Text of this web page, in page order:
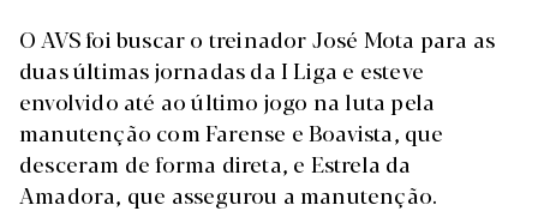
O AVS foi buscar o treinador José Mota para as
duas últimas jornadas da I Liga e esteve
envolvido até ao último jogo na luta pela
manutenção com Farense e Boavista, que
desceram de forma direta, e Estrela da
Amadora, que assegurou a manutenção.